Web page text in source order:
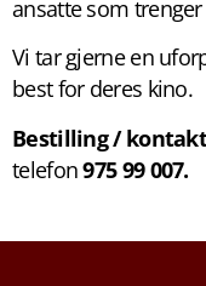
ansatte som
Vi tar gjerne en
best for deres kino.
Bestilling /
telefon975 99 007.